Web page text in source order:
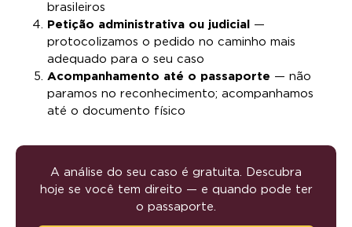
brasileiros
Petição administrativa ou judicial
—
protocolizamos o pedido no caminho mais
adequado para o seu caso
Acompanhamento até o passaporte — não
paramos no reconhecimento; acompanhamos
até o documento físico
A análise do seu caso é gratuita. Descubra
hoje se você tem direito — e quando pode ter
o passaporte.